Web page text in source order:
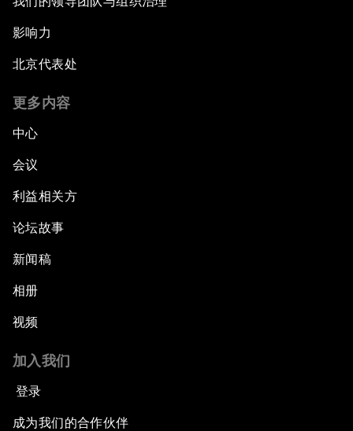
影响力
北京代表处
更多内容
中心
会议
利益相关方
论坛故事
新闻稿
相册
视频
加入我们
登录
成为我们的合作伙伴